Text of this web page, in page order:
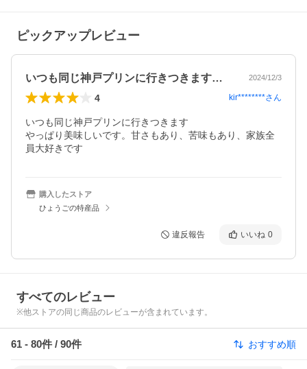
ピックアップレビュー
いつも同じ神戸プリンに行きつきますやっ… 2024/12/3
4 kir********さん
いつも同じ神戸プリンに行きつきます
やっぱり美味しいです。甘さもあり、苦味もあり、家族全
員大好きです
購入したストア
ひょうごの特産品
違反報告 いいね 0
すべてのレビュー
※他ストアの同じ商品のレビューが含まれています。
61 - 80件 / 90件 おすすめ順